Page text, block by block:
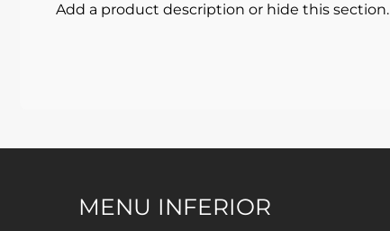
Add a product description or hide this section.
MENU INFERIOR